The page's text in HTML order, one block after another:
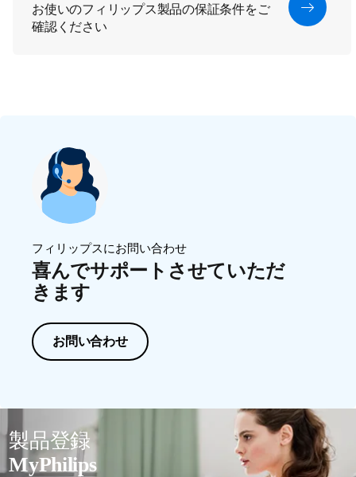
お使いのフィリップス製品の保証条件をご
確認ください
フィリップスにお問い合わせ
喜んでサポートさせていただ
きます
お問い合わせ
製品登録
MyPhilips